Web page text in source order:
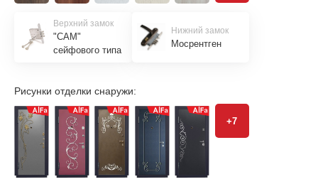
Верхний замок
"САМ"
сейфового типа
Нижний замок
Мосрентген
Рисунки отделки снаружи:
+7